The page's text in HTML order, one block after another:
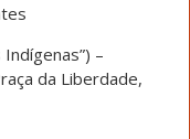
–
da Liberdade,